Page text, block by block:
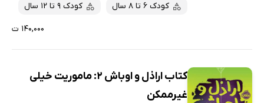
کودک 6 تا 8 سال کودک 9 تا 12 سال
۱۴۰,۰۰۰ ت
کتاب اراذل و اوباش 2: ماموریت خیلی
غیرممکن